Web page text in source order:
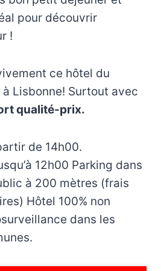
pour découvrir
!
ce hôtel du
Lisbonne! Surtout avec
qualité-prix.
de 14h00.
12h00 Parking dans
à 200 mètres (frais
Hôtel 100% non
dans les